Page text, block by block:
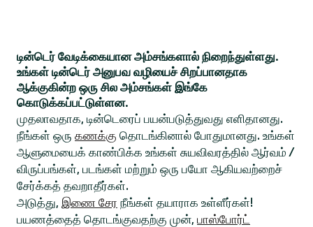
டின்டெர் வேடிக்கையான அம்சங்களால் நிறைந்துள்ளது.
உங்கள் டின்டெர் அனுபவ வழியைச் சிறப்பானதாக
ஆக்குகின்ற ஒரு சில அம்சங்கள் இங்கே
கொடுக்கப்பட்டுள்ளன.
முதலாவதாக, டின்டெரைப் பயன்படுத்துவது எளிதானது.
நீங்கள் ஒரு கணக்கு தொடங்கினால் போதுமானது. உங்கள்
ஆளுமையைக் காண்பிக்க உங்கள் சுயவிவரத்தில் ஆர்வம் /
விருப்பங்கள், படங்கள் மற்றும் ஒரு பயோ ஆகியவற்றைச்
சேர்க்கத் தவறாதீர்கள்.
அடுத்து, இணை சேர நீங்கள் தயாராக உள்ளீர்கள்!
பயணத்தைத் தொடங்குவதற்கு முன், பாஸ்போர்ட்